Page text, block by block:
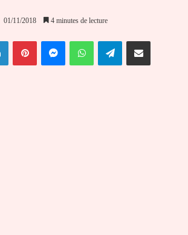
01/11/2018 4 minutes de lecture
LinkedinPinterestMessengerWhatsAppTelegramPartager par email